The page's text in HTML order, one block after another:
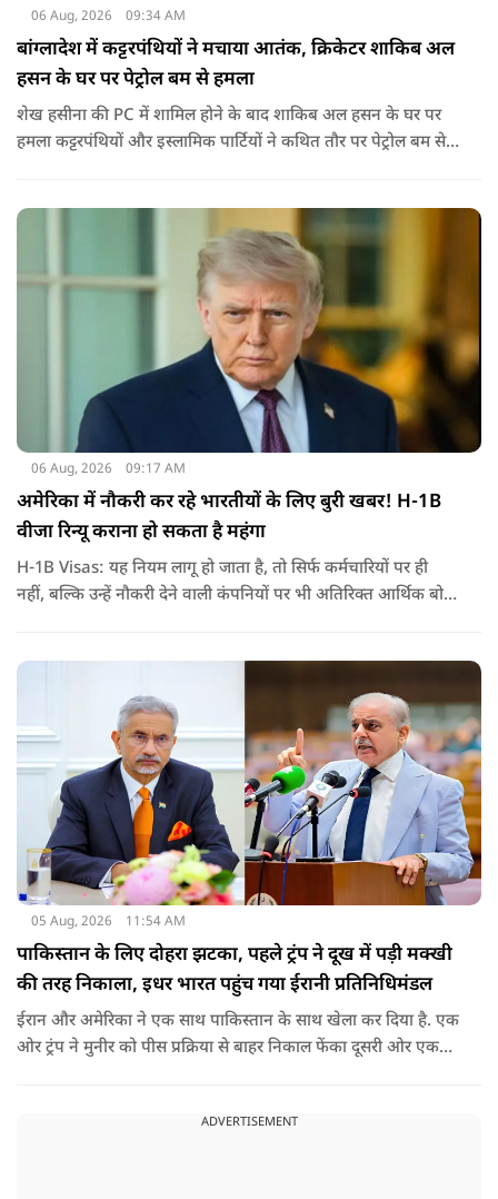
06 Aug, 2026 09:34 AM
बांग्लादेश में कट्टरपंथियों ने मचाया आतंक, क्रिकेटर शाकिब अल
हसन के घर पर पेट्रोल बम से हमला
शेख हसीना की PC में शामिल होने के बाद शाकिब अल हसन के घर पर
हमला कट्टरपंथियों और इस्लामिक पार्टियों ने कथित तौर पर पेट्रोल बम से
जरिए संबोधन दिया था.
06 Aug, 2026 09:17 AM
अमेरिका में नौकरी कर रहे भारतीयों के लिए बुरी खबर! H-1B
वीजा रिन्यू कराना हो सकता है महंगा
H-1B Visas: यह नियम लागू हो जाता है, तो सिर्फ कर्मचारियों पर ही
नहीं, बल्कि उन्हें नौकरी देने वाली कंपनियों पर भी अतिरिक्त आर्थिक बोझ
वीजा का समय-समय पर नवीनीकरण कराते हैं.
05 Aug, 2026 11:54 AM
पाकिस्तान के लिए दोहरा झटका, पहले ट्रंप ने दूख में पड़ी मक्खी
की तरह निकाला, इधर भारत पहुंच गया ईरानी प्रतिनिधिमंडल
ईरान और अमेरिका ने एक साथ पाकिस्तान के साथ खेला कर दिया है. एक
ओर ट्रंप ने मुनीर को पीस प्रक्रिया से बाहर निकाल फेंका दूसरी ओर एक
ADVERTISEMENT